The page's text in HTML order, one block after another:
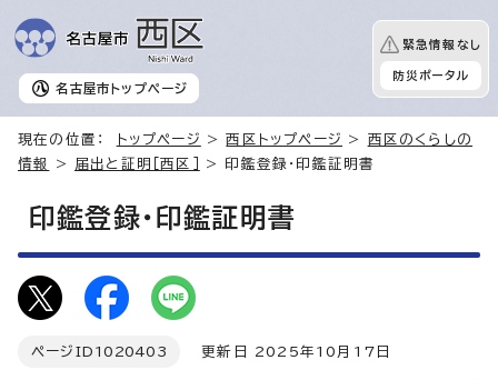
名古屋市 トップページ
緊急情報なし
防災ポータル
現在の位置： トップページ >西区トップページ > 西区のくらしの
情報
> 届出と証明［西区］ > 印鑑登録・印鑑証明書
印鑑登録・印鑑証明書
ページID 1020403 更新日 2025年10月17日